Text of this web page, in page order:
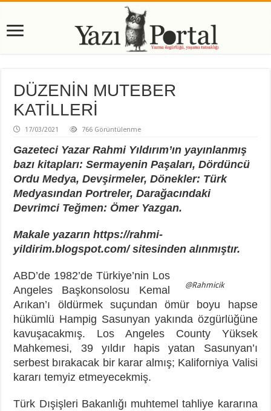
DÜZENİN MUTEBER
KATİLLERİ
17/03/2021 766 Görüntülenme
Gazeteci Yazar Rahmi Yıldırım’ın yayınlanmış
bazı kitapları: Sermayenin Paşaları, Dördüncü
Ordu Medya, Devşirmeler, Dönekler: Türk
Medyasından Portreler, Darağacındaki
Devrimci Teğmen: Ömer Yazgan.
Makale yazarın https://rahmi-
yildirim.blogspot.com/ sitesinden alınmıştır.
@Rahmicik
ABD’de 1982’de Türkiye’nin Los
Angeles Başkonsolosu Kemal
Arıkan’ı öldürmek suçundan ömür boyu hapse
hükümlü Hampig Sasunyan yakında özgürlüğüne
kavuşacakmış. Los Angeles County Yüksek
Mahkemesi, 39 yıldır hapis yatan Sasunyan’ı
serbest bırakacak bir karar almış; Kaliforniya Valisi
kararı temyiz etmeyecekmiş.
Türk Dışişleri Bakanlığı muhtemel tahliye kararına